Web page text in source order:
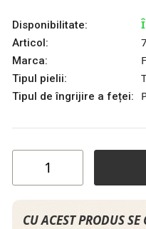
Disponibilitate:
Articol:
Marca:
Tipul pielii:
Tipul de îngrijire a feței:
CU ACEST PRODUS